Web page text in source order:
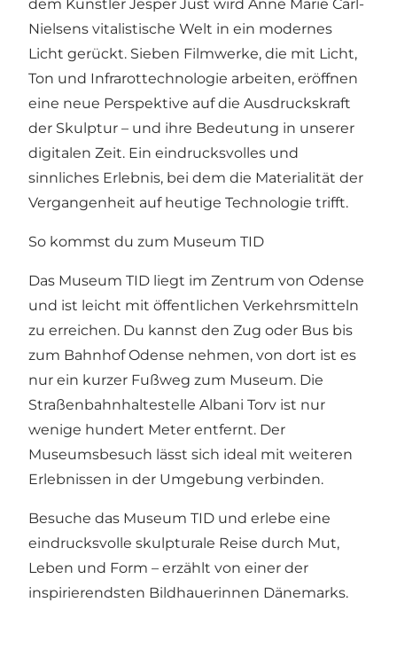
dem Künstler Jesper Just wird Anne Marie Carl-
Nielsens vitalistische Welt in ein modernes
Licht gerückt. Sieben Filmwerke, die mit Licht,
Ton und Infrarottechnologie arbeiten, eröffnen
eine neue Perspektive auf die Ausdruckskraft
der Skulptur – und ihre Bedeutung in unserer
digitalen Zeit. Ein eindrucksvolles und
sinnliches Erlebnis, bei dem die Materialität der
Vergangenheit auf heutige Technologie trifft.
So kommst du zum Museum TID
Das Museum TID liegt im Zentrum von Odense
und ist leicht mit öffentlichen Verkehrsmitteln
zu erreichen. Du kannst den Zug oder Bus bis
zum Bahnhof Odense nehmen, von dort ist es
nur ein kurzer Fußweg zum Museum. Die
Straßenbahnhaltestelle Albani Torv ist nur
wenige hundert Meter entfernt. Der
Museumsbesuch lässt sich ideal mit weiteren
Erlebnissen in der Umgebung verbinden.
Besuche das Museum TID und erlebe eine
eindrucksvolle skulpturale Reise durch Mut,
Leben und Form – erzählt von einer der
inspirierendsten Bildhauerinnen Dänemarks.